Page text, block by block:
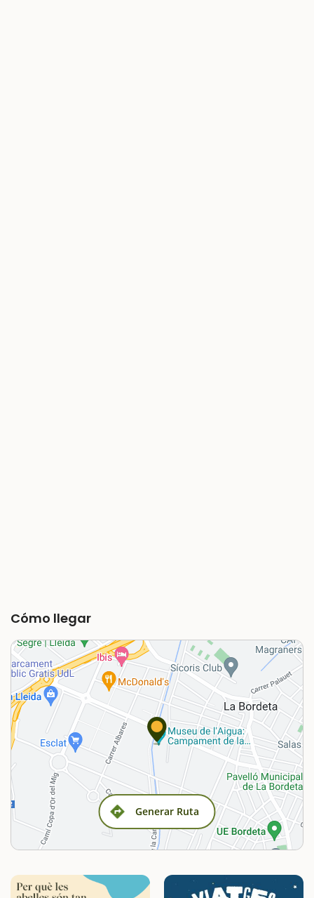
Cómo llegar
Generar Ruta